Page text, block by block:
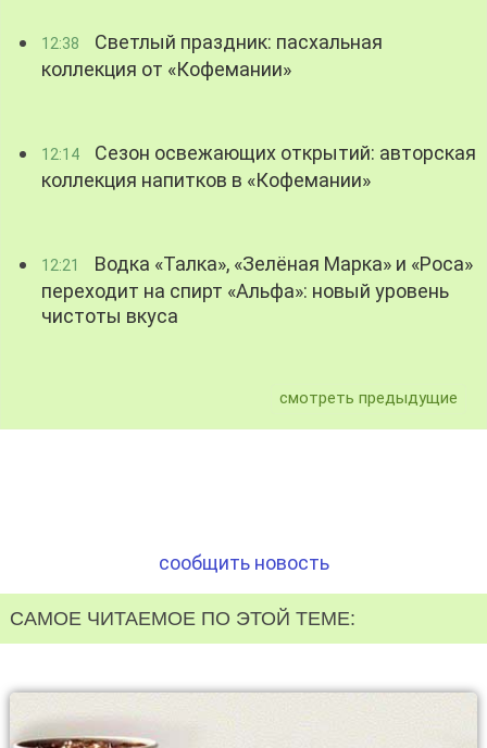
12:38
Светлый праздник: пасхальная
коллекция от «Кофемании»
12:14
Сезон освежающих открытий: авторская
коллекция напитков в «Кофемании»
12:21
Водка «Талка», «Зелёная Марка» и «Роса»
переходит на спирт «Альфа»: новый уровень
чистоты вкуса
смотреть предыдущие
сообщить новость
САМОЕ ЧИТАЕМОЕ ПО ЭТОЙ ТЕМЕ: